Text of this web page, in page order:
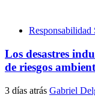
Responsabilidad
Los desastres
de riesgos
3 días atrás Gabriel